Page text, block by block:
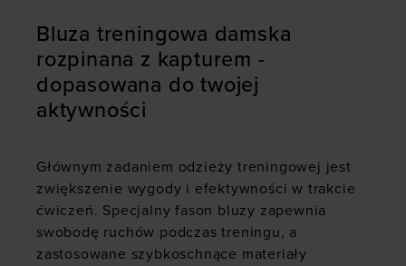
Bluza treningowa damska
rozpinana z kapturem -
dopasowana do twojej
aktywności
Głównym zadaniem odzieży treningowej jest
zwiększenie wygody i efektywności w trakcie
ćwiczeń. Specjalny fason bluzy zapewnia
swobodę ruchów podczas treningu, a
zastosowane szybkoschnące materiały